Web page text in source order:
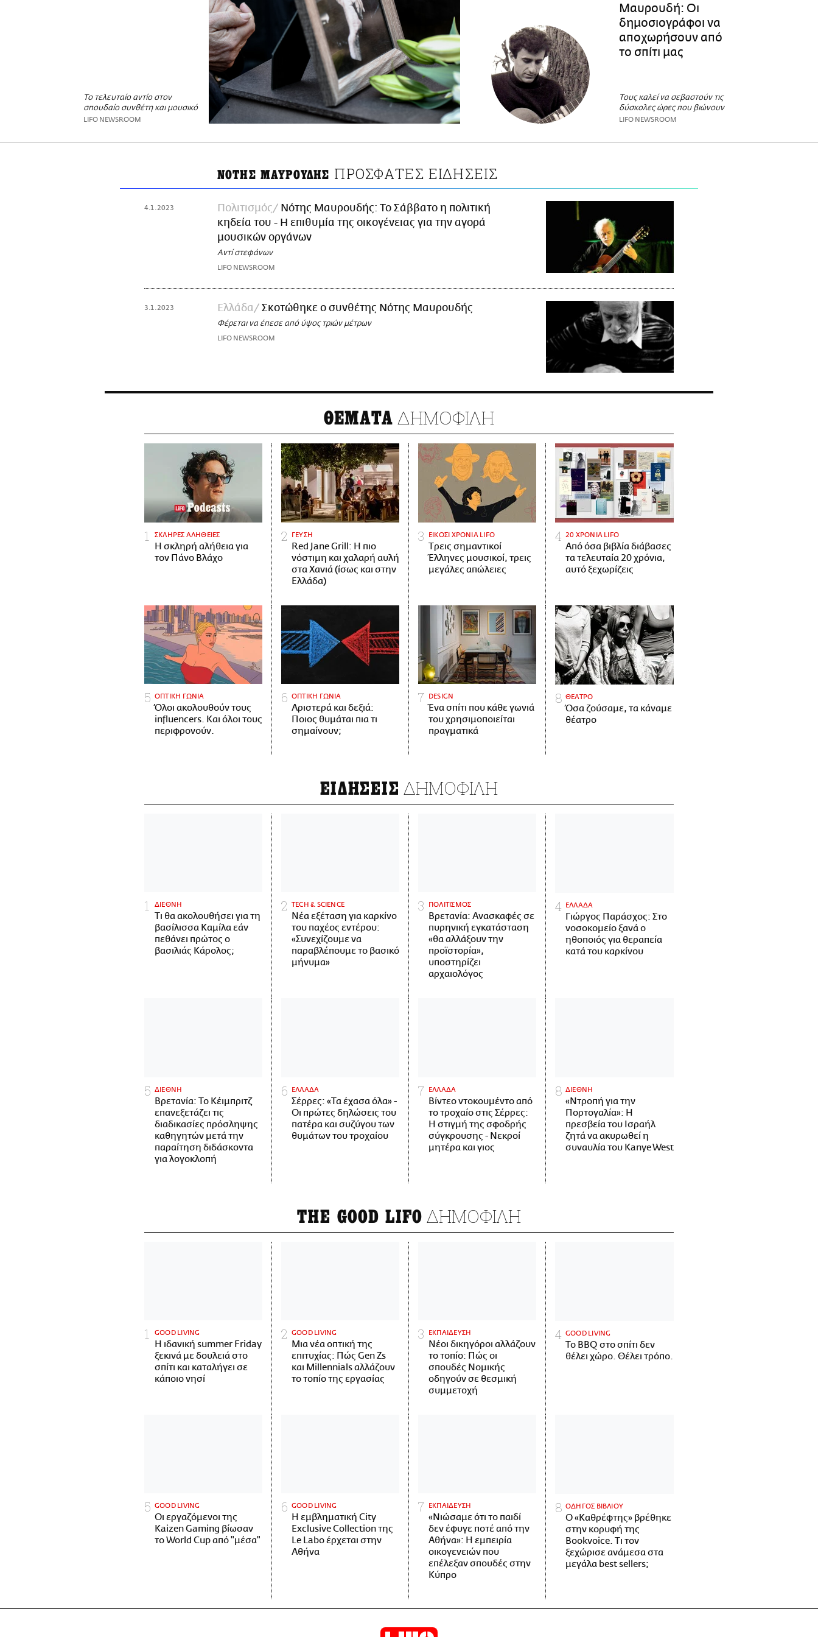
Το τελευταίο αντίο στον
σπουδαίο συνθέτη και μουσικό
LIFO NEWSROOM
Μαυρουδή: Οι
δημοσιογράφοι να
αποχωρήσουν από
το σπίτι μας
Τους καλεί να σεβαστούν τις
δύσκολες ώρες που βιώνουν
LIFO NEWSROOM
ΝΟΤΗΣ ΜΑΥΡΟΥΔΗΣ ΠΡΟΣΦΑΤΕΣ ΕΙΔΗΣΕΙΣ
4.1.2023 Πολιτισμός
Νότης Μαυρουδής: Το Σάββατο η πολιτική
κηδεία του - Η επιθυμία της οικογένειας για την αγορά
μουσικών οργάνων
Αντί στεφάνων
LIFO NEWSROOM
3.1.2023 Ελλάδα Σκοτώθηκε ο συνθέτης Νότης Μαυρουδής
Φέρεται να έπεσε από ύψος τριών μέτρων
LIFO NEWSROOM
ΘΕΜΑΤΑ ΔΗΜΟΦΙΛΗ
ΣΚΛΗΡΕΣ ΑΛΗΘΕΙΕΣ
H σκληρή αλήθεια για
τον Πάνο Βλάχο
ΓΕΥΣΗ
Red Jane Grill: Η πιο
νόστιμη και χαλαρή αυλή
στα Χανιά (ίσως και στην
Ελλάδα)
ΕΙΚΟΣΙ ΧΡΟΝΙΑ LIFO
Tρεις σημαντικοί
Έλληνες μουσικοί, τρεις
μεγάλες απώλειες
20 ΧΡΟΝΙΑ LIFO
Από όσα βιβλία διάβασες
τα τελευταία 20 χρόνια,
αυτό ξεχωρίζεις
ΟΠΤΙΚΗ ΓΩΝΙΑ
Όλοι ακολουθούν τους
influencers. Και όλοι τους
περιφρονούν.
ΟΠΤΙΚΗ ΓΩΝΙΑ
Αριστερά και δεξιά:
Ποιος θυμάται πια τι
σημαίνουν;
DESIGN
Ένα σπίτι που κάθε γωνιά
του χρησιμοποιείται
πραγματικά
ΘΕΑΤΡΟ
Όσα ζούσαμε, τα κάναμε
θέατρο
ΕΙΔΗΣΕΙΣ ΔΗΜΟΦΙΛΗ
ΔΙΕΘΝΗ
Τι θα ακολουθήσει για τη
βασίλισσα Καμίλα εάν
πεθάνει πρώτος ο
βασιλιάς Κάρολος;
ΤECH & SCIENCE
Νέα εξέταση για καρκίνο
του παχέος εντέρου:
«Συνεχίζουμε να
παραβλέπουμε το βασικό
μήνυμα»
ΠΟΛΙΤΙΣΜΟΣ
Βρετανία: Ανασκαφές σε
πυρηνική εγκατάσταση
«θα αλλάξουν την
προϊστορία»,
υποστηρίζει
αρχαιολόγος
ΕΛΛΑΔΑ
Γιώργος Παράσχος: Στο
νοσοκομείο ξανά ο
ηθοποιός για θεραπεία
κατά του καρκίνου
ΔΙΕΘΝΗ
Βρετανία: Το Κέιμπριτζ
επανεξετάζει τις
διαδικασίες πρόσληψης
καθηγητών μετά την
παραίτηση διδάσκοντα
για λογοκλοπή
ΕΛΛΑΔΑ
Σέρρες: «Τα έχασα όλα» -
Οι πρώτες δηλώσεις του
πατέρα και συζύγου των
θυμάτων του τροχαίου
ΕΛΛΑΔΑ
Βίντεο ντοκουμέντο από
το τροχαίο στις Σέρρες:
Η στιγμή της σφοδρής
σύγκρουσης - Νεκροί
μητέρα και γιος
ΔΙΕΘΝΗ
«Ντροπή για την
Πορτογαλία»: Η
πρεσβεία του Ισραήλ
ζητά να ακυρωθεί η
συναυλία του Kanye West
THE GOOD LIFO ΔΗΜΟΦΙΛΗ
GOOD LIVING
Η ιδανική summer Friday
ξεκινά με δουλειά στο
σπίτι και καταλήγει σε
κάποιο νησί
GOOD LIVING
Μια νέα οπτική της
επιτυχίας: Πώς Gen Zs
και Millennials αλλάζουν
το τοπίο της εργασίας
ΕΚΠΑΙΔΕΥΣΗ
Νέοι δικηγόροι αλλάζουν
το τοπίο: Πώς οι
σπουδές Νομικής
οδηγούν σε θεσμική
συμμετοχή
GOOD LIVING
Το BBQ στο σπίτι δεν
θέλει χώρο. Θέλει τρόπο.
GOOD LIVING
Οι εργαζόμενοι της
Kaizen Gaming βίωσαν
το World Cup από "μέσα"
GOOD LIVING
Η εμβληματική City
Exclusive Collection της
Le Labo έρχεται στην
Αθήνα
ΕΚΠΑΙΔΕΥΣΗ
«Νιώσαμε ότι το παιδί
δεν έφυγε ποτέ από την
Αθήνα»: Η εμπειρία
οικογενειών που
επέλεξαν σπουδές στην
Κύπρο
ΟΔΗΓΟΣ ΒΙΒΛΙΟΥ
Ο «Καθρέφτης» βρέθηκε
στην κορυφή της
Bookvoice. Τι τον
ξεχώρισε ανάμεσα στα
μεγάλα best sellers;